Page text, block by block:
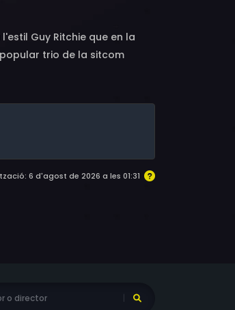
Guy Ritchie que en la
trio de la sitcom
Chegwin.Mentre el Mick
vida a Espanya, a la Costa
6 d'agost de 2026 a les 01:31